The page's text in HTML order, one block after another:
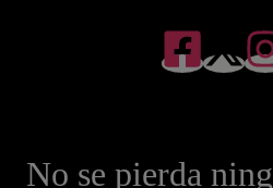
No se pierda